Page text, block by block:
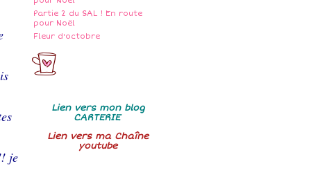
Partie 2 du SAL ! En route
pour Noël
Fleur d'octobre
Lien vers mon blog
CARTERIE
Lien vers ma Chaîne
youtube
je